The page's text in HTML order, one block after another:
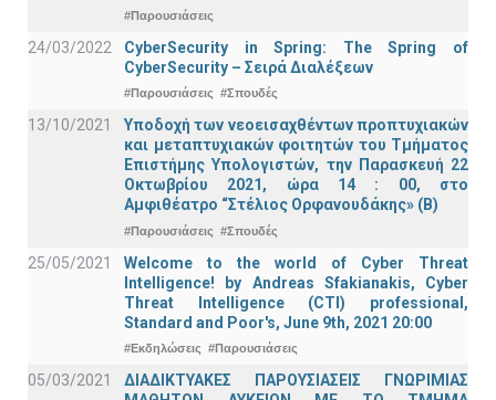
#Παρουσιάσεις
24/03/2022
CyberSecurity in Spring: The Spring of
CyberSecurity – Σειρά Διαλέξεων
#Παρουσιάσεις #Σπουδές
13/10/2021
Υποδοχή των νεοεισαχθέντων προπτυχιακών
και μεταπτυχιακών φοιτητών του Τμήματος
Επιστήμης Υπολογιστών, την Παρασκευή 22
Οκτωβρίου 2021, ώρα 14 : 00, στο
Αμφιθέατρο “Στέλιος Ορφανουδάκης» (Β)
#Παρουσιάσεις #Σπουδές
25/05/2021
Welcome to the world of Cyber Threat
Intelligence! by Andreas Sfakianakis, Cyber
Threat Intelligence (CTI) professional,
Standard and Poor's, June 9th, 2021 20:00
#Εκδηλώσεις #Παρουσιάσεις
05/03/2021
ΔΙΑΔΙΚΤΥΑΚΕΣ ΠΑΡΟΥΣΙΑΣΕΙΣ ΓΝΩΡΙΜΙΑΣ